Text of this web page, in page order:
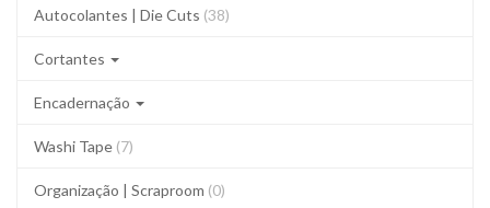
Autocolantes | Die Cuts (38)
Cortantes
Encadernação
Washi Tape (7)
Organização | Scraproom (0)